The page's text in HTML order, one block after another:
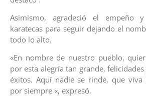
Asimismo, agradeció el empeño
karatecas para seguir dejando el
todo lo alto.
«En nombre de nuestro pueblo,
por esta alegría tan grande,
éxitos. Aquí nadie se rinde, que viva
por siempre «, expresó.